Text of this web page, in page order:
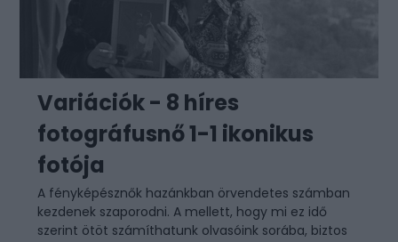
Variációk - 8 híres
fotográfusnő 1-1 ikonikus
fotója
A fényképésznők hazánkban örvendetes számban
kezdenek szaporodni. A mellett, hogy mi ez idő
szerint ötöt számíthatunk olvasóink sorába, biztos